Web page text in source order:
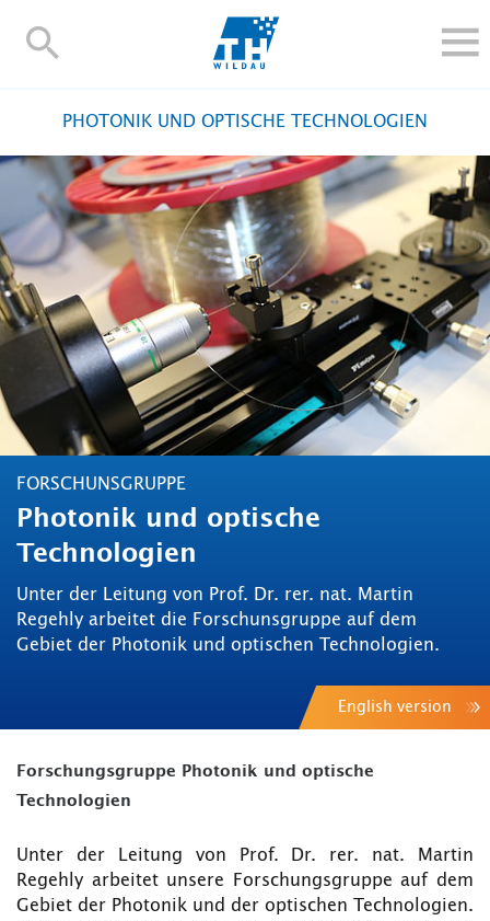
TH-
FORSCHUNG UND TRANSFER
ALUMNI
HOCHSCHULE
INTERNATIONAL
BESCHÄFTIGTE
Blogs Kontakt und Anfahrt Webmail Moodle
TH Online-Portal Personensuche English
PHOTONIK UND OPTISCHE TECHNOLOGIEN
FORSCHUNSGRUPPE
Photonik und optische
Technologien
Unter der Leitung von Prof. Dr. rer. nat. Martin
Regehly arbeitet die Forschunsgruppe auf dem
Gebiet der Photonik und optischen Technologien.
English version
Forschungsgruppe Photonik und optische
Technologien
Unter der Leitung von Prof. Dr. rer. nat. Martin
Regehly arbeitet unsere Forschungsgruppe auf dem
Gebiet der Photonik und der optischen Technologien.